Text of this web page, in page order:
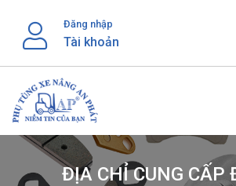
content
Đăng nhập
Tài khoản
ĐỊA CHỈ CUNG CẤP